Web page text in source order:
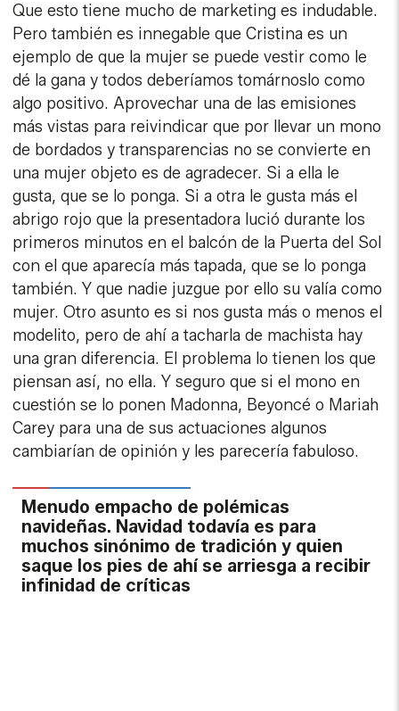
Que esto tiene mucho de marketing es indudable.
Pero también es innegable que Cristina es un
ejemplo de que la mujer se puede vestir como le
dé la gana y todos deberíamos tomárnoslo como
algo positivo. Aprovechar una de las emisiones
más vistas para reivindicar que por llevar un mono
de bordados y transparencias no se convierte en
una mujer objeto es de agradecer. Si a ella le
gusta, que se lo ponga. Si a otra le gusta más el
abrigo rojo que la presentadora lució durante los
primeros minutos en el balcón de la Puerta del Sol
con el que aparecía más tapada, que se lo ponga
también. Y que nadie juzgue por ello su valía como
mujer. Otro asunto es si nos gusta más o menos el
modelito, pero de ahí a tacharla de machista hay
una gran diferencia. El problema lo tienen los que
piensan así, no ella. Y seguro que si el mono en
cuestión se lo ponen Madonna, Beyoncé o Mariah
Carey para una de sus actuaciones algunos
cambiarían de opinión y les parecería fabuloso.
Menudo empacho de polémicas
navideñas. Navidad todavía es para
muchos sinónimo de tradición y quien
saque los pies de ahí se arriesga a recibir
infinidad de críticas